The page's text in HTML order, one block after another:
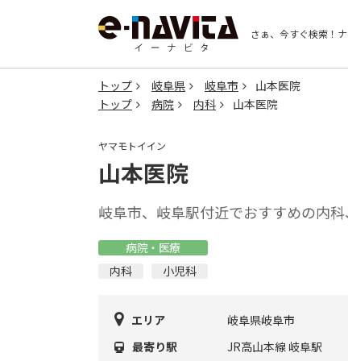
さぁ、今すぐ検索！
トップ 岐阜県 岐阜市
山本医院
トップ
病院 内科 山本医院
ヤマモトイイン
山本医院
岐阜市、岐阜駅付近でおすすめの内
病院・医療
内科
小児科
エリア
岐阜県岐阜市
最寄り駅
JR高山本線 岐阜駅